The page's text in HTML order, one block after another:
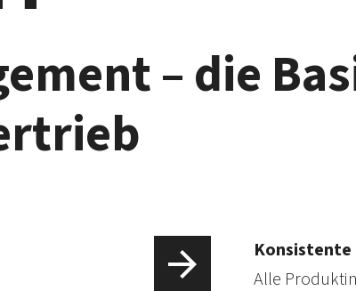
– die
Konsistente
Alle